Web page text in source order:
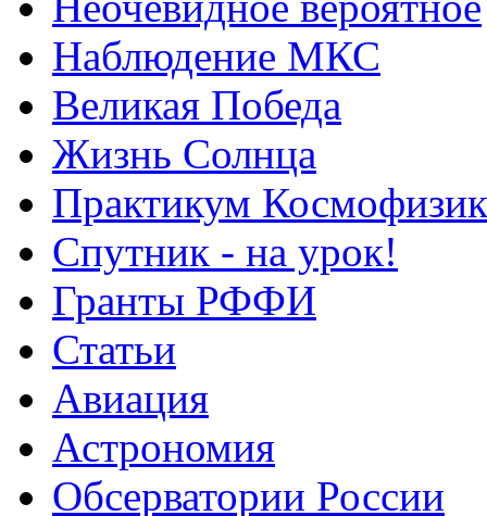
Наблюдение МКС
Великая Победа
Жизнь Солнца
Практикум
Спутник - на урок!
Гранты РФФИ
Статьи
Авиация
Астрономия
Обсерватории России